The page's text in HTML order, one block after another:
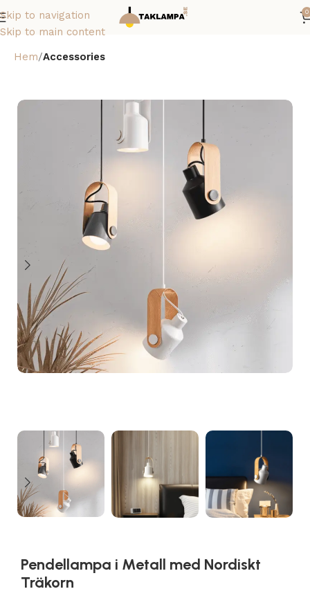
Skip to navigation
Skip to main content
0
Hem Accessories
Pendellampa i Metall med Nordiskt
Träkorn